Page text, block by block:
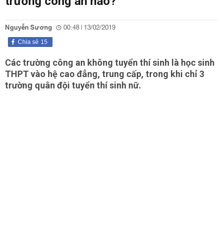
Nguyễn Sương 00:48 | 13/02/2019
15
Chia sẻ
Các trường công an không tuyển thí sinh là học sinh
THPT vào hệ cao đẳng, trung cấp, trong khi chỉ 3
trường quân đội tuyển thí sinh nữ.